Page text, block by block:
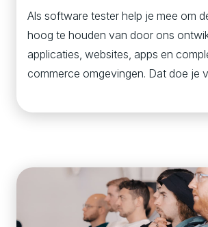
Als software tester help je mee om
hoog te houden van door ons
applicaties, websites, apps en
commerce omgevingen. Dat doe je
eigen projecten of bij klanten. Bij
projecten is testen in elke user story